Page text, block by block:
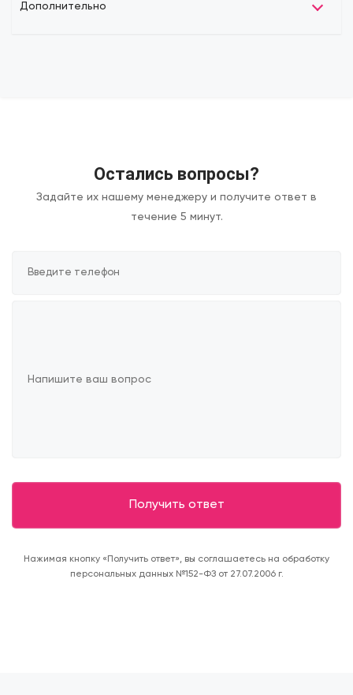
Дополнительно
Остались вопросы?
Задайте их нашему менеджеру и получите ответ в
течение 5 минут.
Нажимая кнопку «Получить ответ», вы соглашаетесь на обработку
персональных данных №152-ФЗ от 27.07.2006 г.